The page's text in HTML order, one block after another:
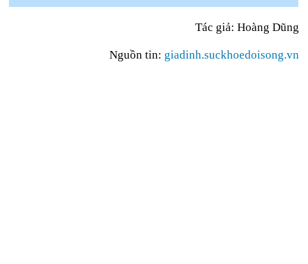
Tác giả: Hoàng Dũng
Nguồn tin: giadinh.suckhoedoisong.vn